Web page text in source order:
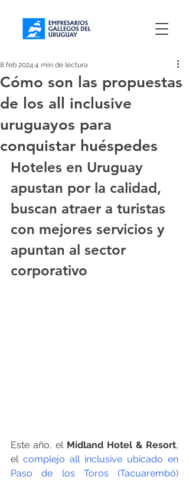
Cómo son las propuestas
de los all inclusive
uruguayos para
conquistar huéspedes
8 feb 2024 4 min de lectura
Hoteles en Uruguay
apustan por la calidad,
buscan atraer a turistas
con mejores servicios y
apuntan al sector
corporativo
Este año, el Midland Hotel & Resort,
el complejo all inclusive ubicado en
Paso de los Toros (Tacuarembó)